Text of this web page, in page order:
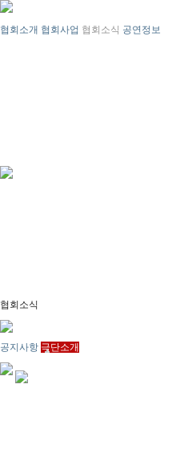
협회소개 협회사업 협회소식 공연정보
협회소식
공지사항 극단소개